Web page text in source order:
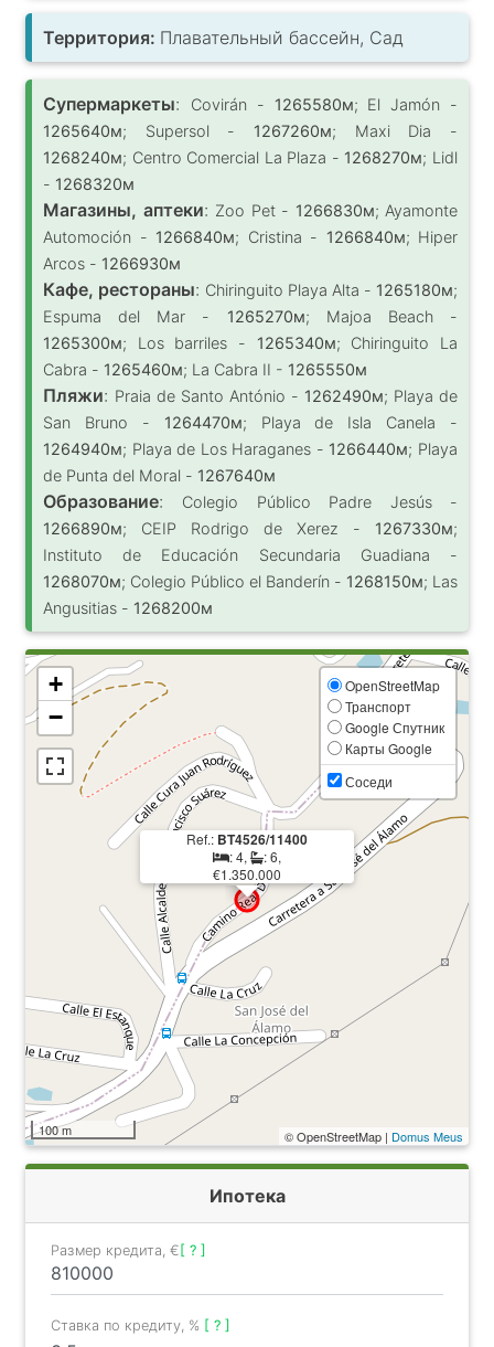
Территория: Плавательный бассейн, Сад
Супермаркеты: Covirán - 1265580м; El Jamón -
1265640м; Supersol - 1267260м; Maxi Dia -
1268240м; Centro Comercial La Plaza - 1268270м; Lidl
- 1268320м
Магазины, аптеки: Zoo Pet - 1266830м; Ayamonte
Automoción - 1266840м; Cristina - 1266840м; Hiper
Arcos - 1266930м
Кафе, рестораны: Chiringuito Playa Alta - 1265180м;
Espuma del Mar - 1265270м; Majoa Beach -
1265300м; Los barriles - 1265340м; Chiringuito La
Cabra - 1265460м; La Cabra II - 1265550м
Пляжи: Praia de Santo António - 1262490м; Playa de
San Bruno - 1264470м; Playa de Isla Canela -
1264940м; Playa de Los Haraganes - 1266440м; Playa
de Punta del Moral - 1267640м
Образование:
Colegio Público Padre Jesús -
1266890м; CEIP Rodrigo de Xerez - 1267330м;
Instituto de Educación Secundaria Guadiana -
1268070м; Colegio Público el Banderín - 1268150м; Las
Angusitias - 1268200м
Ref.: BT4526/11400
: 4,
: 6,
€1.350.000
+
−
OpenStreetMap
Транспорт
Google Спутник
Карты Google
Соседи
100 m © OpenStreetMap | Domus Meus
Ипотека
Размер кредита, €[ ? ]
Ставка по кредиту, % [ ? ]